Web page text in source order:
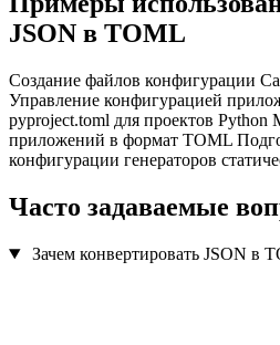
JSON в TOML
Создание файлов конфигурации
Управление конфигурацией
pyproject.toml для проектов Python
приложений в формат TOML
конфигурации генераторов
Часто задаваемые
Зачем конвертировать JSON в